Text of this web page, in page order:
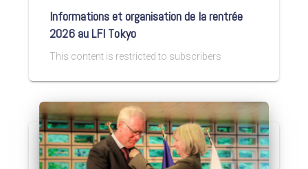
Informations et organisation de la rentrée
2026 au LFI Tokyo
This content is restricted to subscribers